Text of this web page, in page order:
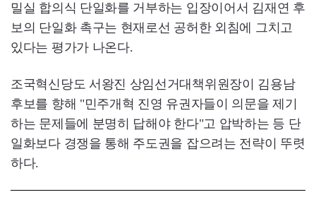
밀실 합의식 단일화를 거부하는 입장이어서 김재연 후
보의 단일화 촉구는 현재로선 공허한 외침에 그치고
있다는 평가가 나온다.
조국혁신당도 서왕진 상임선거대책위원장이 김용남
후보를 향해 "민주개혁 진영 유권자들이 의문을 제기
하는 문제들에 분명히 답해야 한다"고 압박하는 등 단
일화보다 경쟁을 통해 주도권을 잡으려는 전략이 뚜렷
하다.